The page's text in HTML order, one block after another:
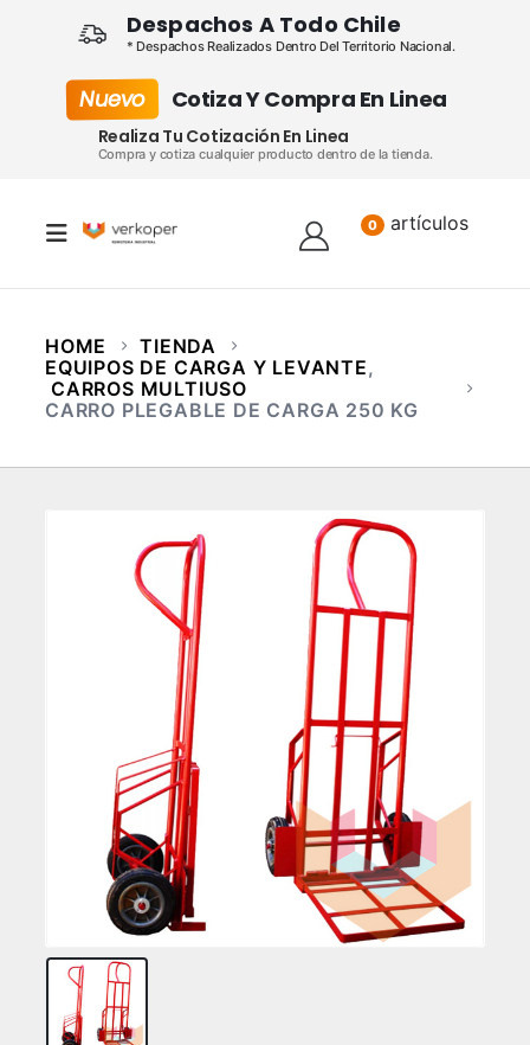
Despachos A Todo Chile
* Despachos Realizados Dentro Del Territorio Nacional.
Nuevo Cotiza Y Compra En Linea
Realiza Tu Cotización En Linea
Compra y cotiza cualquier producto dentro de la tienda.
0 artículos
HOME
TIENDA
EQUIPOS DE CARGA Y LEVANTE,
CARROS MULTIUSO
CARRO PLEGABLE DE CARGA 250 KG